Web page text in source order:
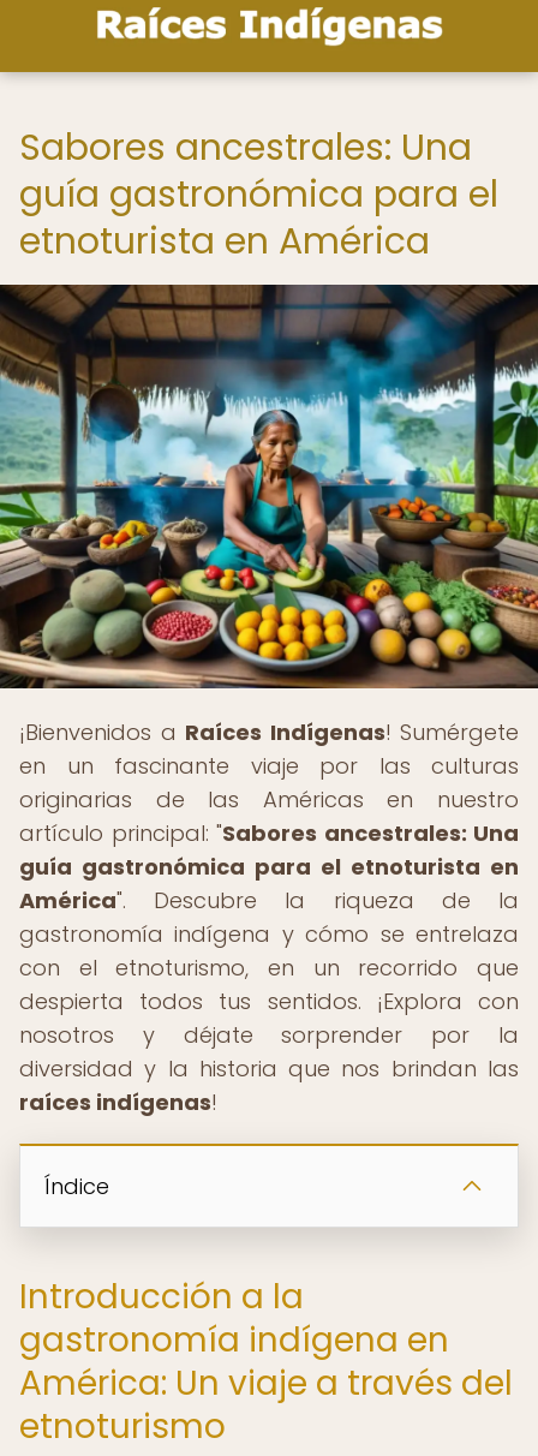
Sabores ancestrales: Una
guía gastronómica para el
etnoturista en América
¡Bienvenidos a Raíces Indígenas! Sumérgete
en un fascinante viaje por las culturas
originarias de las Américas en nuestro
artículo principal: "Sabores ancestrales: Una
guía gastronómica para el etnoturista en
América". Descubre la riqueza de la
gastronomía indígena y cómo se entrelaza
con el etnoturismo, en un recorrido que
despierta todos tus sentidos. ¡Explora con
nosotros y déjate sorprender por la
diversidad y la historia que nos brindan las
raíces indígenas!
Índice
Introducción a la
gastronomía indígena en
América: Un viaje a través del
etnoturismo